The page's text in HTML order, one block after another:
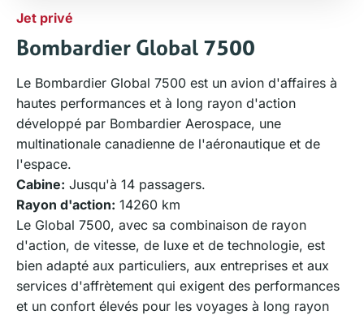
Jet privé
Bombardier Global 7500
Le Bombardier Global 7500 est un avion d'affaires à
hautes performances et à long rayon d'action
développé par Bombardier Aerospace, une
multinationale canadienne de l'aéronautique et de
l'espace.
Cabine: Jusqu'à 14 passagers.
Rayon d'action: 14260 km
Le Global 7500, avec sa combinaison de rayon
d'action, de vitesse, de luxe et de technologie, est
bien adapté aux particuliers, aux entreprises et aux
services d'affrètement qui exigent des performances
et un confort élevés pour les voyages à long rayon